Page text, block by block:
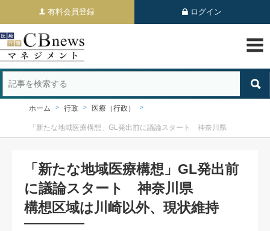
有料会員登録 ログイン
ホーム 行政 医療（行政）
「新たな地域医療構想」GL発出前に議論スタート 神奈川県
「新たな地域医療構想」GL発出前
に議論スタート 神奈川県
構想区域は川崎以外、現状維持